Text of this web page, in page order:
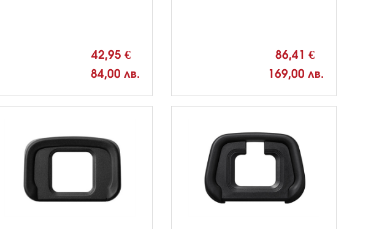
42,95 €
84,00 лв.
86,41 €
169,00 лв.